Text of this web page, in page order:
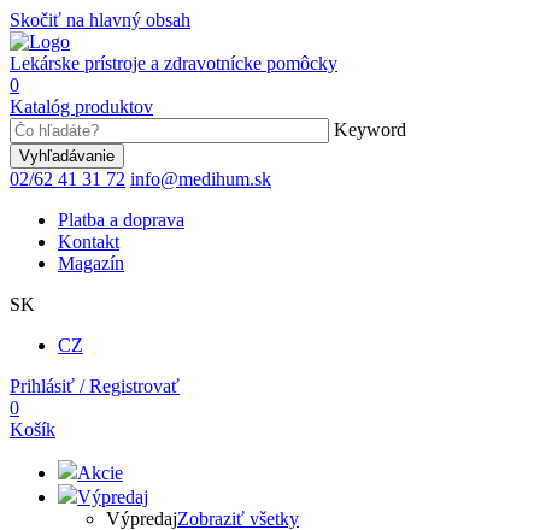
Skočiť na hlavný obsah
Lekárske prístroje a zdravotnícke pomôcky
0
Katalóg produktov
Keyword
02/62 41 31 72 info@medihum.sk
Platba a doprava
Kontakt
Magazín
SK
CZ
Prihlásiť / Registrovať
0
Košík
Akcie
Výpredaj
VýpredajZobraziť všetky